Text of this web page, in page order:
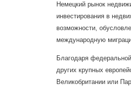
Немецкий рынок
инвестирования в
возможности,
международную
Благодаря
других крупных
Великобритании или